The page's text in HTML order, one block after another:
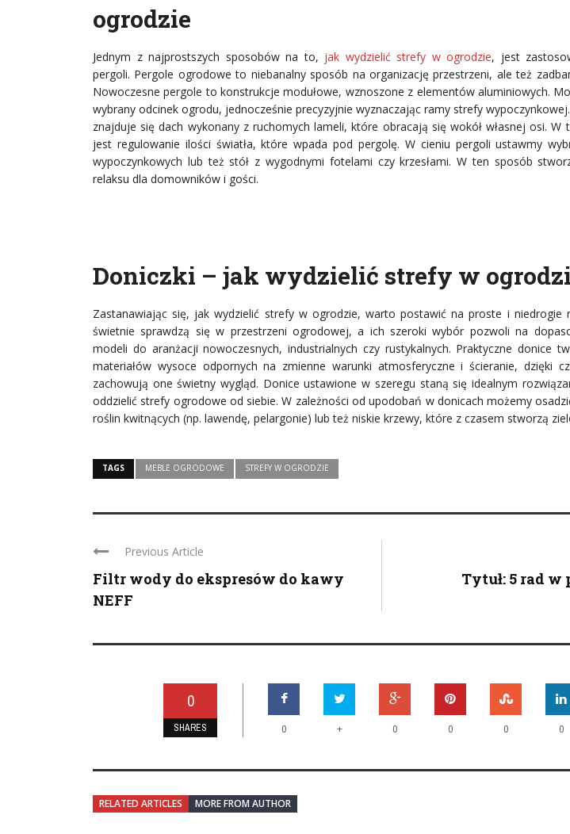
ogrodzie
Jednym z najprostszych sposobów na to, jak wydzielić strefy w ogrodzie, jest
pergoli. Pergole ogrodowe to niebanalny sposób na organizację przestrzeni, ale też
Nowoczesne pergole to konstrukcje modułowe, wznoszone z elementów aluminiowych.
wybrany odcinek ogrodu, jednocześnie precyzyjnie wyznaczając ramy strefy
znajduje się dach wykonany z ruchomych lameli, które obracają się wokół własnej osi. W
jest regulowanie ilości światła, które wpada pod pergolę. W cieniu pergoli ustawmy
wypoczynkowych lub też stół z wygodnymi fotelami czy krzesłami. W ten sposób
relaksu dla domowników i gości.
Doniczki – jak wydzielić strefy w
Zastanawiając się, jak wydzielić strefy w ogrodzie, warto postawić na proste i niedrogie
świetnie sprawdzą się w przestrzeni ogrodowej, a ich szeroki wybór pozwoli na
modeli do aranżacji nowoczesnych, industrialnych czy rustykalnych. Praktyczne donice
materiałów wysoce odpornych na zmienne warunki atmosferyczne i ścieranie, dzięki
zachowują one świetny wygląd. Donice ustawione w szeregu staną się idealnym
oddzielić strefy ogrodowe od siebie. W zależności od upodobań w donicach możemy
roślin kwitnących (np. lawendę, pelargonie) lub też niskie krzewy, które z czasem stworzą
TAGS MEBLE OGRODOWE STREFY W OGRODZIE
Previous Article
Filtr wody do ekspresów do kawy
NEFF
Tytuł: 5 rad w
0
SHARES 0 + 0 0 0 0
RELATED ARTICLES MORE FROM AUTHOR